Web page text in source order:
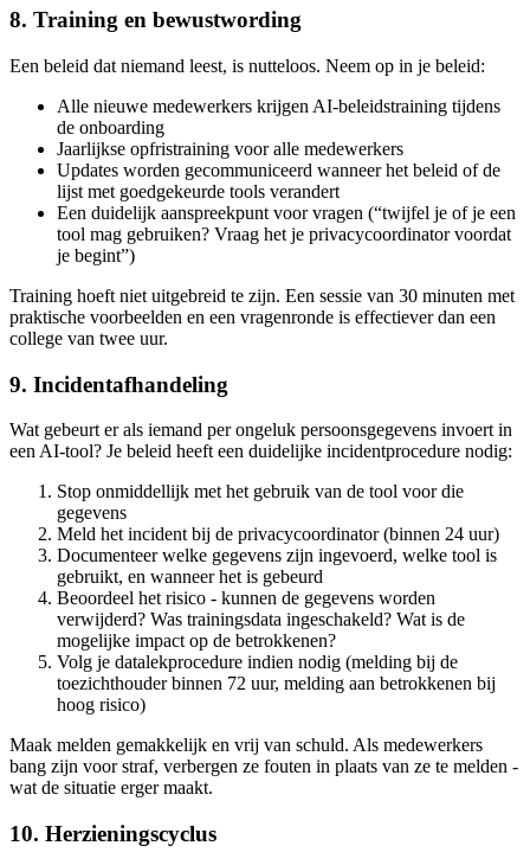
8. Training en bewustwording
Een beleid dat niemand leest, is nutteloos. Neem op in je beleid:
Alle nieuwe medewerkers krijgen AI-beleidstraining tijdens
de onboarding
Jaarlijkse opfristraining voor alle medewerkers
Updates worden gecommuniceerd wanneer het beleid of de
lijst met goedgekeurde tools verandert
Een duidelijk aanspreekpunt voor vragen (“twijfel je of je een
tool mag gebruiken? Vraag het je privacycoordinator voordat
je begint”)
Training hoeft niet uitgebreid te zijn. Een sessie van 30 minuten met
praktische voorbeelden en een vragenronde is effectiever dan een
college van twee uur.
9. Incidentafhandeling
Wat gebeurt er als iemand per ongeluk persoonsgegevens invoert in
een AI-tool? Je beleid heeft een duidelijke incidentprocedure nodig:
Stop onmiddellijk met het gebruik van de tool voor die
gegevens
Meld het incident bij de privacycoordinator (binnen 24 uur)
Documenteer welke gegevens zijn ingevoerd, welke tool is
gebruikt, en wanneer het is gebeurd
Beoordeel het risico - kunnen de gegevens worden
verwijderd? Was trainingsdata ingeschakeld? Wat is de
mogelijke impact op de betrokkenen?
Volg je datalekprocedure indien nodig (melding bij de
toezichthouder binnen 72 uur, melding aan betrokkenen bij
hoog risico)
Maak melden gemakkelijk en vrij van schuld. Als medewerkers
bang zijn voor straf, verbergen ze fouten in plaats van ze te melden -
wat de situatie erger maakt.
10. Herzieningscyclus